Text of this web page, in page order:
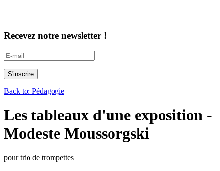
Recevez notre newsletter !
Back to: Pédagogie
Les tableaux d'une exposition -
Modeste Moussorgski
pour trio de trompettes